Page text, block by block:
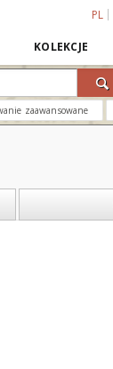
PL
KOLEKCJE
zaawansowane